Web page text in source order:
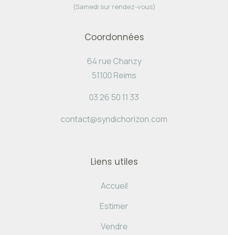
(Samedi sur rendez-vous)
Coordonnées
64 rue Chanzy
51100 Reims
03 26 50 11 33
contact@syndichorizon.com
Liens utiles
Accueil
Estimer
Vendre